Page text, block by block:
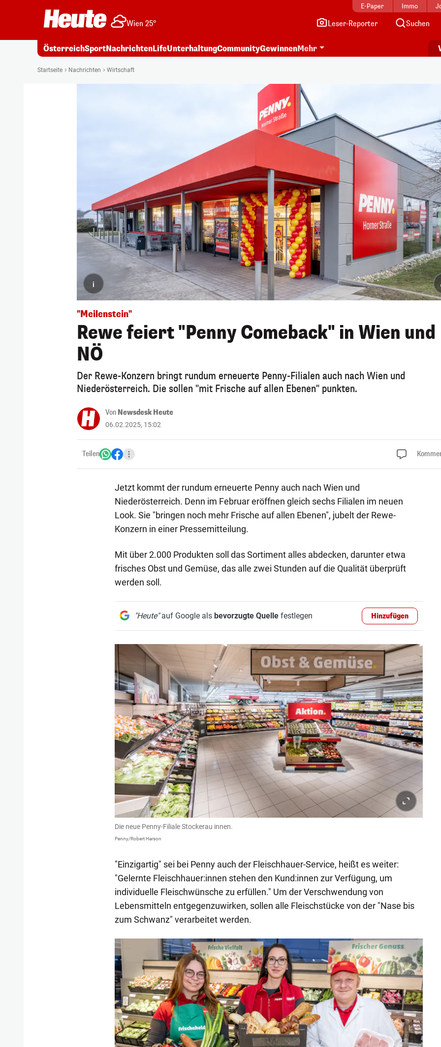
E-Paper Immo
Wien 25° Leser-Reporter Suchen
ÖsterreichSportNachrichtenLifeUnterhaltungCommunityGewinnenMehr
Startseite Nachrichten Wirtschaft
i
"Meilenstein"
Rewe feiert "Penny Comeback" in Wien und
NÖ
Der Rewe-Konzern bringt rundum erneuerte Penny-Filialen auch nach Wien und
Niederösterreich. Die sollen "mit Frische auf allen Ebenen" punkten.
Von Newsdesk Heute
06.02.2025, 15:02
Teilen
Jetzt kommt der rundum erneuerte Penny auch nach Wien und
Niederösterreich. Denn im Februar eröffnen gleich sechs Filialen im neuen
Look. Sie "bringen noch mehr Frische auf allen Ebenen", jubelt der Rewe-
Konzern in einer Pressemitteilung.
Mit über 2.000 Produkten soll das Sortiment alles abdecken, darunter etwa
frisches Obst und Gemüse, das alle zwei Stunden auf die Qualität überprüft
werden soll.
"Heute"auf Google als bevorzugte Quellefestlegen Hinzufügen
Die neue Penny-Filiale Stockerau innen.
Penny/Robert Harson
"Einzigartig" sei bei Penny auch der Fleischhauer-Service, heißt es weiter:
"Gelernte Fleischhauer:innen stehen den Kund:innen zur Verfügung, um
individuelle Fleischwünsche zu erfüllen." Um der Verschwendung von
Lebensmitteln entgegenzuwirken, sollen alle Fleischstücke von der "Nase bis
zum Schwanz" verarbeitet werden.